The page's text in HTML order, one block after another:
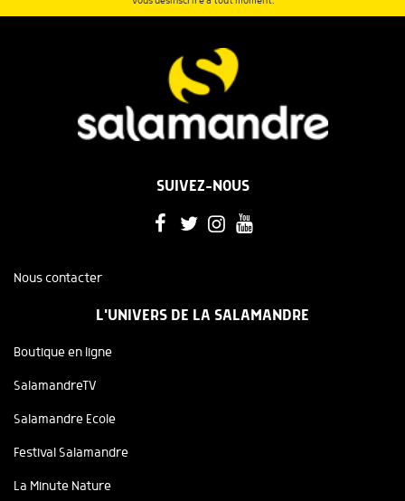
SUIVEZ-NOUS
Nous contacter
L'UNIVERS DE LA SALAMANDRE
Boutique en ligne
SalamandreTV
Salamandre Ecole
Festival Salamandre
La Minute Nature